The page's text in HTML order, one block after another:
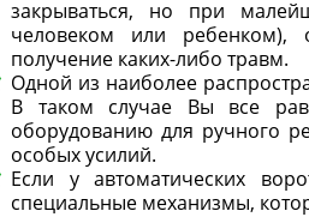
закрываться, но при
человеком или ребенком),
получение каких-либо травм.
Одной из наиболее
В таком случае Вы все
оборудованию для ручного
особых усилий.
Если у автоматических
специальные механизмы,